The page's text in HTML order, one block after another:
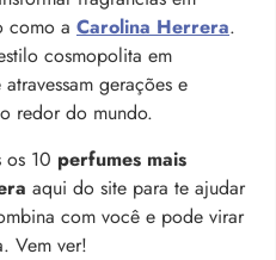
como a Carolina Herrera.
cosmopolita em
gerações e
redor do mundo.
os 10 perfumes mais
aqui do site para te ajudar
com você e pode virar
Vem ver!